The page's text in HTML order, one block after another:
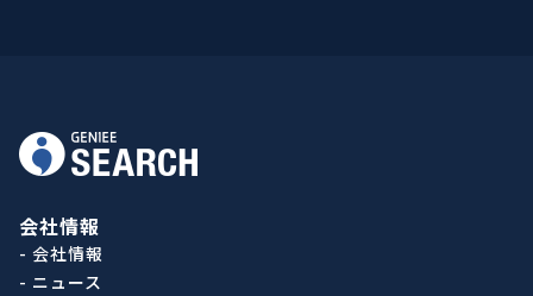
会社情報
- 会社情報
- ニュース